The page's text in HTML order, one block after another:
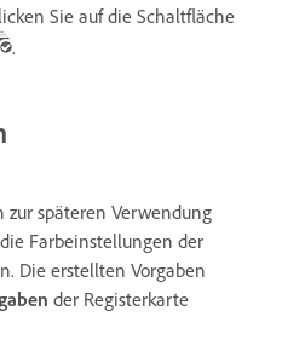
Sie auf die Schaltfläche
.
zur späteren Verwendung
Farbeinstellungen der
Die erstellten Vorgaben
der Registerkarte